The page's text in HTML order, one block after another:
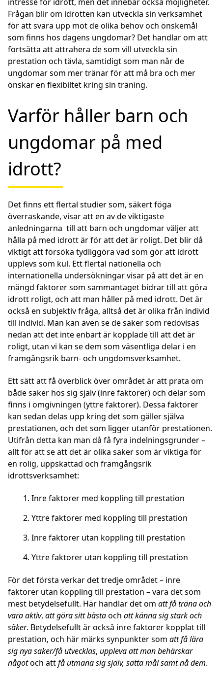
Frågan blir om idrotten kan utveckla sin verksamhet
för att svara upp mot de olika behov och önskemål
som finns hos dagens ungdomar? Det handlar om att
fortsätta att attrahera de som vill utveckla sin
prestation och tävla, samtidigt som man når de
ungdomar som mer tränar för att må bra och mer
önskar en flexibiltet kring sin träning.
Varför håller barn och
ungdomar på med
idrott?
Det finns ett flertal studier som, säkert föga
överraskande, visar att en av de viktigaste
anledningarna till att barn och ungdomar väljer att
hålla på med idrott är för att det är roligt. Det blir då
viktigt att försöka tydliggöra vad som gör att idrott
upplevs som kul. Ett flertal nationella och
internationella undersökningar visar på att det är en
mängd faktorer som sammantaget bidrar till att göra
idrott roligt, och att man håller på med idrott. Det är
också en subjektiv fråga, alltså det är olika från individ
till individ. Man kan även se de saker som redovisas
nedan att det inte enbart är kopplade till att det är
roligt, utan vi kan se dem som väsentliga delar i en
framgångsrik barn- och ungdomsverksamhet.
Ett sätt att få överblick över området är att prata om
både saker hos sig själv (inre faktorer) och delar som
finns i omgivningen (yttre faktorer). Dessa faktorer
kan sedan delas upp kring det som gäller själva
prestationen, och det som ligger utanför prestationen.
Utifrån detta kan man då få fyra indelningsgrunder –
allt för att se att det är olika saker som är viktiga för
en rolig, uppskattad och framgångsrik
idrottsverksamhet:
Inre faktorer med koppling till prestation
Yttre faktorer med koppling till prestation
Inre faktorer utan koppling till prestation
Yttre faktorer utan koppling till prestation
För det första verkar det tredje området – inre
faktorer utan koppling till prestation – vara det som
mest betydelsefullt. Här handlar det om att få träna och
vara aktiv, att göra sitt bästaoch att känna sig stark och
säker. Betydelsefullt är också inre faktorer kopplat till
prestation, och här märks synpunkter som att få lära
sig nya saker/få utvecklas, uppleva att man behärskar
någotoch attfå utmana sig själv, sätta mål samt nå dem.